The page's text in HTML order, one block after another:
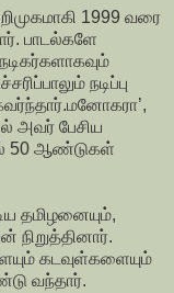
1999 வரை
பாடல்களே
நடிப்பு
அவர் பேசிய
50 ஆண்டுகள்
தமிழனையும்,
நிறுத்தினார்.
கடவுள்களையும்
வந்தார்.